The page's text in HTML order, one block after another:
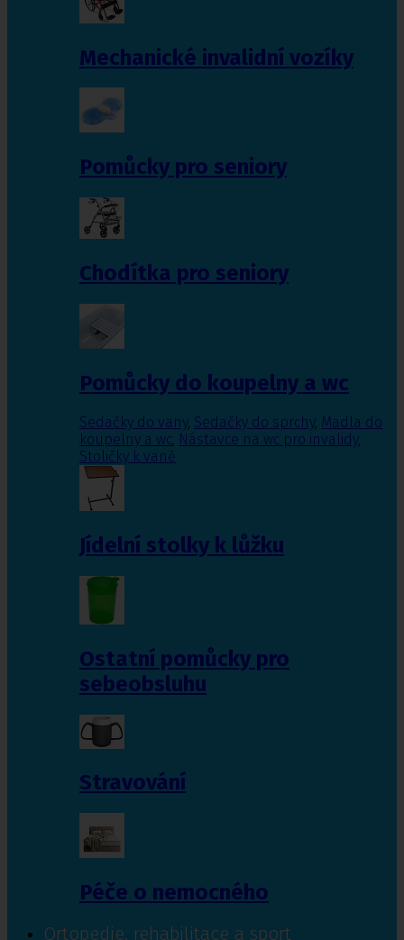
Mechanické invalidní vozíky
Pomůcky pro seniory
Chodítka pro seniory
Pomůcky do koupelny a wc
Sedačky do vany, Sedačky do sprchy, Madla do
koupelny a wc, Nástavce na wc pro invalidy,
Stoličky k vaně
Jídelní stolky k lůžku
Ostatní pomůcky pro
sebeobsluhu
Stravování
Péče o nemocného
Ortopedie, rehabilitace a sport